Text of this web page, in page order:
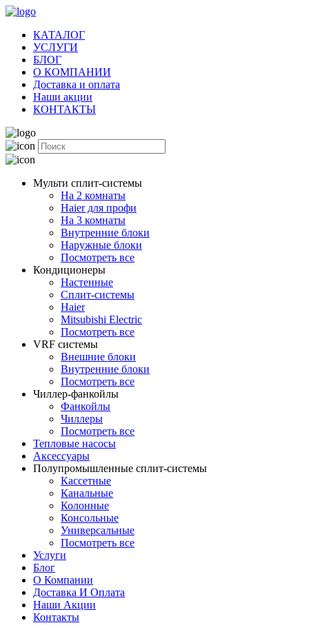
КАТАЛОГ
УСЛУГИ
БЛОГ
О КОМПАНИИ
Доставка и оплата
Наши акции
КОНТАКТЫ
Мульти сплит-системы
На 2 комнаты
Haier для профи
На 3 комнаты
Внутренние блоки
Наружные блоки
Посмотреть все
Кондиционеры
Настенные
Сплит-системы
Haier
Mitsubishi Electric
Посмотреть все
VRF системы
Внешние блоки
Внутренние блоки
Посмотреть все
Чиллер-фанкойлы
Фанкойлы
Чиллеры
Посмотреть все
Тепловые насосы
Аксессуары
Полупромышленные сплит-системы
Кассетные
Канальные
Колонные
Консольные
Универсальные
Посмотреть все
Услуги
Блог
О Компании
Доставка И Оплата
Наши Акции
Контакты